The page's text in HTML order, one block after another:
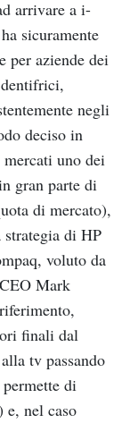
arrivare a i-
sicuramente
per aziende dei
negli
deciso in
uno dei
gran parte di
di mercato),
strategia di HP
voluto da
Mark
finali dal
tv passando
di
e, nel caso